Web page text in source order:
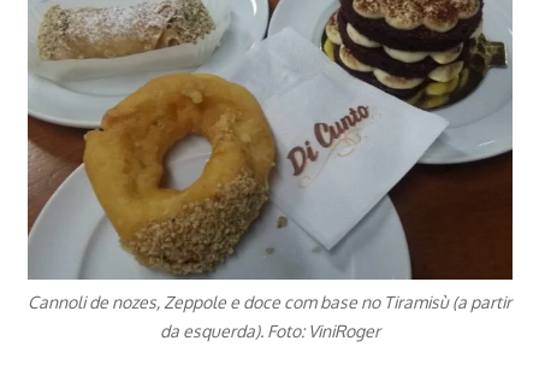
Cannoli de nozes, Zeppole e doce com base no Tiramisù (a partir
da esquerda). Foto: ViniRoger